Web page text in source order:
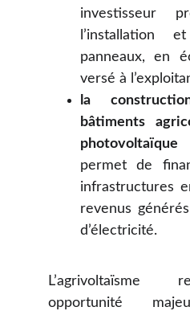
investisseur
l’installation
panneaux, en
versé à
la
bâtiments
photovoltaïque
permet de
infrastructures
revenus
d’électricité.
L’agrivoltaïsme
opportunité